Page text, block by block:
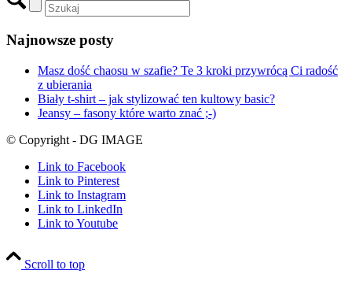
Najnowsze posty
Masz dość chaosu w szafie? Te 3 kroki przywrócą Ci radość
z ubierania
Biały t-shirt – jak stylizować ten kultowy basic?
Jeansy – fasony które warto znać ;-)
© Copyright - DG IMAGE
Link to Facebook
Link to Pinterest
Link to Instagram
Link to LinkedIn
Link to Youtube
Scroll to top